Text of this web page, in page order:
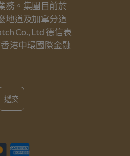
務。集團目前於
地道及加拿分道
Co., Ltd 德信表
港中環國際金融
遞交